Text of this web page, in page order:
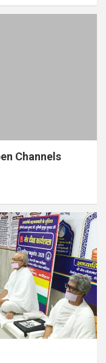
Channels